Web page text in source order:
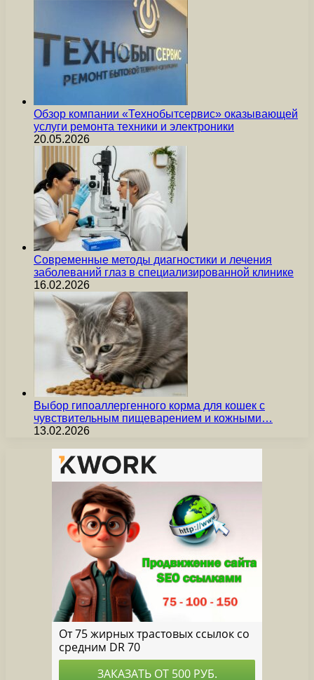
Обзор компании «Технобытсервис» оказывающей
услуги ремонта техники и электроники
20.05.2026
Современные методы диагностики и лечения
заболеваний глаз в специализированной клинике
16.02.2026
Выбор гипоаллергенного корма для кошек с
чувствительным пищеварением и кожными…
13.02.2026